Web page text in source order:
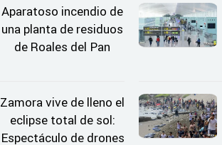
Aparatoso incendio de
una planta de residuos
de Roales del Pan
Zamora vive de lleno el
eclipse total de sol:
Espectáculo de drones